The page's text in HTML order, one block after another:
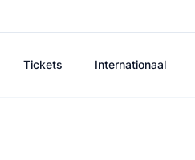
Tickets Internationaal